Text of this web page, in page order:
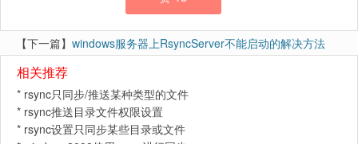
【下一篇】 windows服务器上RsyncServer不能启动的解决方法
相关推荐
* rsync只同步/推送某种类型的文件
* rsync推送目录文件权限设置
* rsync设置只同步某些目录或文件